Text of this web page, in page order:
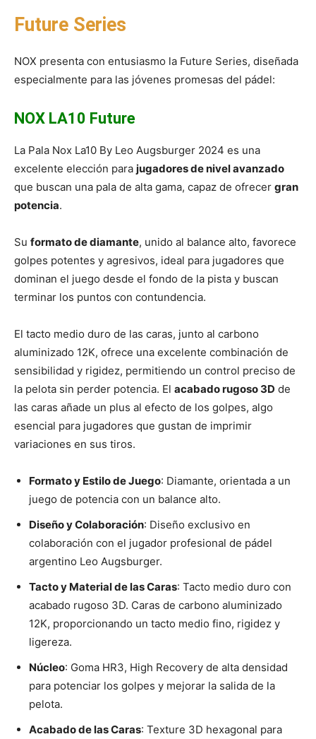
Future Series
NOX presenta con entusiasmo la Future Series, diseñada
especialmente para las jóvenes promesas del pádel:
NOX LA10 Future
La Pala Nox La10 By Leo Augsburger 2024 es una
excelente elección para jugadores de nivel avanzado
que buscan una pala de alta gama, capaz de ofrecer gran
potencia.
Su formato de diamante, unido al balance alto, favorece
golpes potentes y agresivos, ideal para jugadores que
dominan el juego desde el fondo de la pista y buscan
terminar los puntos con contundencia.
El tacto medio duro de las caras, junto al carbono
aluminizado 12K, ofrece una excelente combinación de
sensibilidad y rigidez, permitiendo un control preciso de
la pelota sin perder potencia. El acabado rugoso 3D de
las caras añade un plus al efecto de los golpes, algo
esencial para jugadores que gustan de imprimir
variaciones en sus tiros.
Formato y Estilo de Juego: Diamante, orientada a un
juego de potencia con un balance alto.
Diseño y Colaboración: Diseño exclusivo en
colaboración con el jugador profesional de pádel
argentino Leo Augsburger.
Tacto y Material de las Caras: Tacto medio duro con
acabado rugoso 3D. Caras de carbono aluminizado
12K, proporcionando un tacto medio fino, rigidez y
ligereza.
Núcleo: Goma HR3, High Recovery de alta densidad
para potenciar los golpes y mejorar la salida de la
pelota.
Acabado de las Caras: Texture 3D hexagonal para